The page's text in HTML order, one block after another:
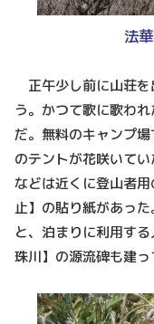
法
正午少し前に山荘を
う。かつて歌に歌わ
だ。無料のキャンプ
のテントが花咲いて
などは近くに登山者
止】の貼り紙があっ
と、泊まりに利用す
珠川】の源流碑も建っ